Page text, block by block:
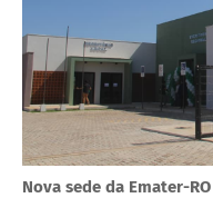
Nova sede da Emater-